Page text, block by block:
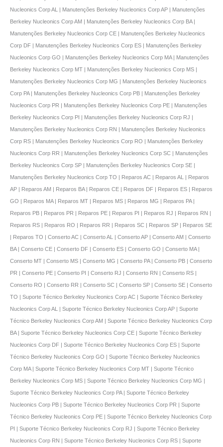
Nucleonics Corp AL | Manutenções Berkeley Nucleonics Corp AP | Manutenções
Berkeley Nucleonics Corp AM | Manutenções Berkeley Nucleonics Corp BA |
Manutenções Berkeley Nucleonics Corp CE | Manutenções Berkeley Nucleonics
Corp DF | Manutenções Berkeley Nucleonics Corp ES | Manutenções Berkeley
Nucleonics Corp GO | Manutenções Berkeley Nucleonics Corp MA | Manutenções
Berkeley Nucleonics Corp MT | Manutenções Berkeley Nucleonics Corp MS |
Manutenções Berkeley Nucleonics Corp MG | Manutenções Berkeley Nucleonics
Corp PA | Manutenções Berkeley Nucleonics Corp PB | Manutenções Berkeley
Nucleonics Corp PR | Manutenções Berkeley Nucleonics Corp PE | Manutenções
Berkeley Nucleonics Corp PI | Manutenções Berkeley Nucleonics Corp RJ |
Manutenções Berkeley Nucleonics Corp RN | Manutenções Berkeley Nucleonics
Corp RS | Manutenções Berkeley Nucleonics Corp RO | Manutenções Berkeley
Nucleonics Corp RR | Manutenções Berkeley Nucleonics Corp SC | Manutenções
Berkeley Nucleonics Corp SP | Manutenções Berkeley Nucleonics Corp SE |
Manutenções Berkeley Nucleonics Corp TO | Reparos AC | Reparos AL | Reparos
AP | Reparos AM | Reparos BA | Reparos CE | Reparos DF | Reparos ES | Reparos
GO | Reparos MA | Reparos MT | Reparos MS | Reparos MG | Reparos PA |
Reparos PB | Reparos PR | Reparos PE | Reparos PI | Reparos RJ | Reparos RN |
Reparos RS | Reparos RO | Reparos RR | Reparos SC | Reparos SP | Reparos SE
| Reparos TO | Conserto AC | Conserto AL | Conserto AP | Conserto AM | Conserto
BA | Conserto CE | Conserto DF | Conserto ES | Conserto GO | Conserto MA |
Conserto MT | Conserto MS | Conserto MG | Conserto PA | Conserto PB | Conserto
PR | Conserto PE | Conserto PI | Conserto RJ | Conserto RN | Conserto RS |
Conserto RO | Conserto RR | Conserto SC | Conserto SP | Conserto SE | Conserto
TO | Suporte Técnico Berkeley Nucleonics Corp AC | Suporte Técnico Berkeley
Nucleonics Corp AL | Suporte Técnico Berkeley Nucleonics Corp AP | Suporte
Técnico Berkeley Nucleonics Corp AM | Suporte Técnico Berkeley Nucleonics Corp
BA | Suporte Técnico Berkeley Nucleonics Corp CE | Suporte Técnico Berkeley
Nucleonics Corp DF | Suporte Técnico Berkeley Nucleonics Corp ES | Suporte
Técnico Berkeley Nucleonics Corp GO | Suporte Técnico Berkeley Nucleonics
Corp MA | Suporte Técnico Berkeley Nucleonics Corp MT | Suporte Técnico
Berkeley Nucleonics Corp MS | Suporte Técnico Berkeley Nucleonics Corp MG |
Suporte Técnico Berkeley Nucleonics Corp PA | Suporte Técnico Berkeley
Nucleonics Corp PB | Suporte Técnico Berkeley Nucleonics Corp PR | Suporte
Técnico Berkeley Nucleonics Corp PE | Suporte Técnico Berkeley Nucleonics Corp
PI | Suporte Técnico Berkeley Nucleonics Corp RJ | Suporte Técnico Berkeley
Nucleonics Corp RN | Suporte Técnico Berkeley Nucleonics Corp RS | Suporte